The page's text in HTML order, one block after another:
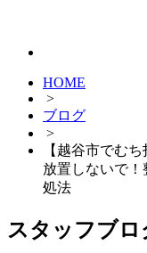
HOME
>
ブログ
>
【越谷市でむ
放置しないで
処法
スタッフブロ